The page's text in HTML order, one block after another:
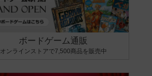
ボードゲーム通販
オンラインストアで7,500商品を販売中